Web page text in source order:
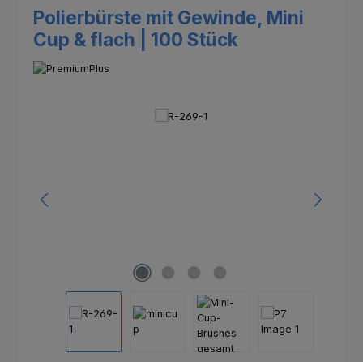
Polierbürste mit Gewinde, Mini
Cup & flach | 100 Stück